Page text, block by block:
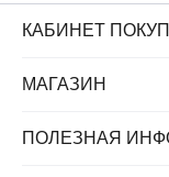
КАБИНЕТ
МАГАЗИН
ПОЛЕЗНАЯ